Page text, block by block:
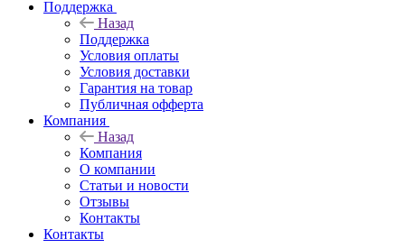
Поддержка
Назад
Поддержка
Условия оплаты
Условия доставки
Гарантия на товар
Публичная офферта
Компания
Назад
Компания
О компании
Статьи и новости
Отзывы
Контакты
Контакты